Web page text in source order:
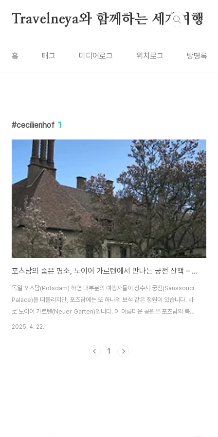
Travelneya와 함께하는 세계여행
홈 태그 미디어로그 위치로그 방명록
cecilienhof 1
포츠담의 숨은 명소, 노이어 가르텐에서 만나는 궁전 산책 – 세칠리엔궁전과 마르모어팔라이스
독일 포츠담(Potsdam) 하면 대부분의 여행자들이 상수시 궁전(Sanssouci
Palace)을 떠올리지만, 포츠담에는 또 하나의 보석 같은 정원이 있습니다. 바
로 노이어 가르텐(Neuer Garten)입니다. 이 아름다운 공원은 포츠담의 북쪽,
하벨강(Havel)과 하일리겐제 호수(Heiliger See)에 인접해 있어 자연 경관
Cecilienhof)과 마르모어팔라이스(Marmorpalais)가 자리하고 있습니다.​
2025. 4. 22.
1